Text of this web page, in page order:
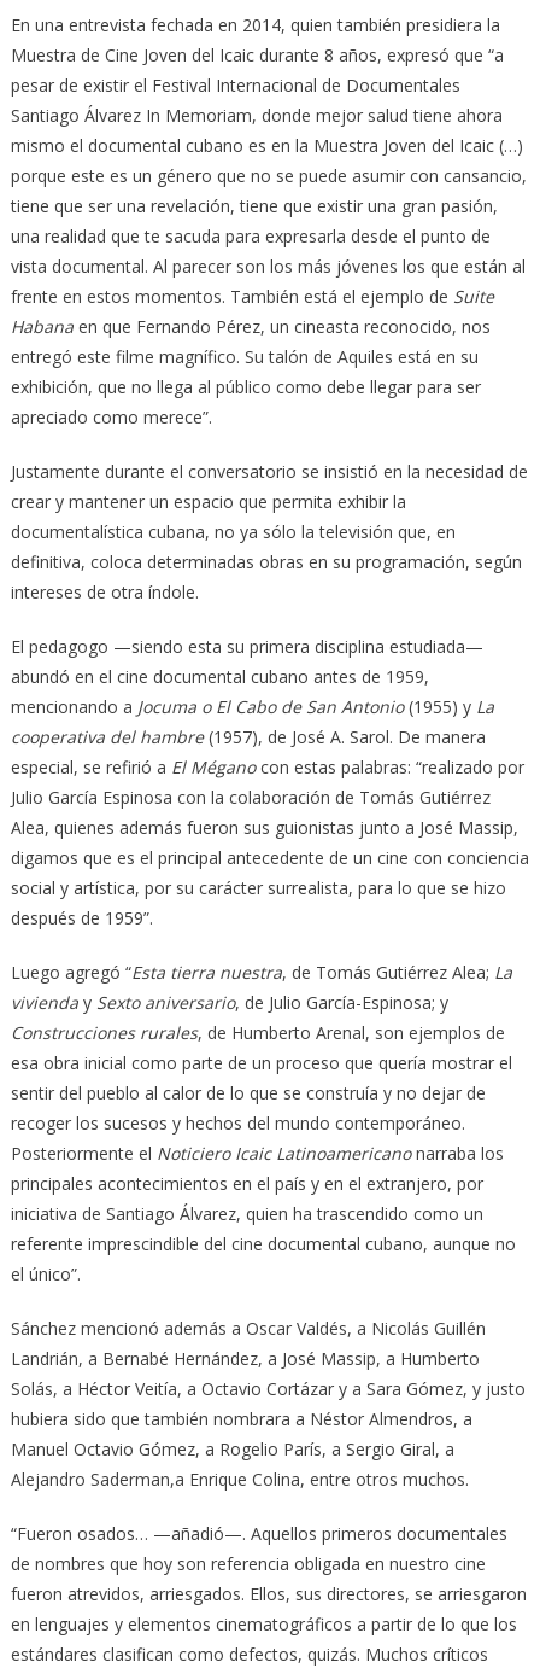
En una entrevista fechada en 2014, quien también presidiera la
Muestra de Cine Joven del Icaic durante 8 años, expresó que “a
pesar de existir el Festival Internacional de Documentales
Santiago Álvarez In Memoriam, donde mejor salud tiene ahora
mismo el documental cubano es en la Muestra Joven del Icaic (…)
porque este es un género que no se puede asumir con cansancio,
tiene que ser una revelación, tiene que existir una gran pasión,
una realidad que te sacuda para expresarla desde el punto de
vista documental. Al parecer son los más jóvenes los que están al
frente en estos momentos. También está el ejemplo de Suite
Habanaen que Fernando Pérez, un cineasta reconocido, nos
entregó este filme magnífico. Su talón de Aquiles está en su
exhibición, que no llega al público como debe llegar para ser
apreciado como merece”.
Justamente durante el conversatorio se insistió en la necesidad de
crear y mantener un espacio que permita exhibir la
documentalística cubana, no ya sólo la televisión que, en
definitiva, coloca determinadas obras en su programación, según
intereses de otra índole.
El pedagogo —siendo esta su primera disciplina estudiada—
abundó en el cine documental cubano antes de 1959,
mencionando a Jocuma o El Cabo de San Antonio(1955) y La
cooperativa del hambre(1957), de José A. Sarol. De manera
especial, se refirió a El Méganocon estas palabras: “realizado por
Julio García Espinosa con la colaboración de Tomás Gutiérrez
Alea, quienes además fueron sus guionistas junto a José Massip,
digamos que es el principal antecedente de un cine con conciencia
social y artística, por su carácter surrealista, para lo que se hizo
después de 1959”.
Luego agregó “Esta tierra nuestra, de Tomás Gutiérrez Alea; La
vivienday Sexto aniversario, de Julio García-Espinosa; y
Construcciones rurales, de Humberto Arenal, son ejemplos de
esa obra inicial como parte de un proceso que quería mostrar el
sentir del pueblo al calor de lo que se construía y no dejar de
recoger los sucesos y hechos del mundo contemporáneo.
Posteriormente el Noticiero Icaic Latinoamericanonarraba los
principales acontecimientos en el país y en el extranjero, por
iniciativa de Santiago Álvarez, quien ha trascendido como un
referente imprescindible del cine documental cubano, aunque no
el único”.
Sánchez mencionó además a Oscar Valdés, a Nicolás Guillén
Landrián, a Bernabé Hernández, a José Massip, a Humberto
Solás, a Héctor Veitía, a Octavio Cortázar y a Sara Gómez, y justo
hubiera sido que también nombrara a Néstor Almendros, a
Manuel Octavio Gómez, a Rogelio París, a Sergio Giral, a
Alejandro Saderman,a Enrique Colina, entre otros muchos.
“Fueron osados… —añadió—. Aquellos primeros documentales
de nombres que hoy son referencia obligada en nuestro cine
fueron atrevidos, arriesgados. Ellos, sus directores, se arriesgaron
en lenguajes y elementos cinematográficos a partir de lo que los
estándares clasifican como defectos, quizás. Muchos críticos